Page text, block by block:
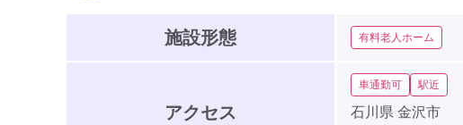
施設形態 有料老人ホーム
アクセス
車通勤可 駅近
石川県 金沢市